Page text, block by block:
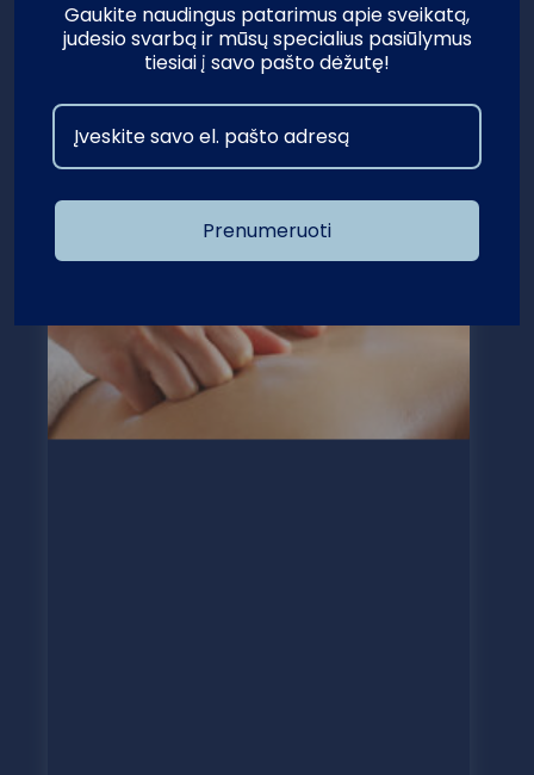
„Kaip išvengti skausmų dirbant sėdimą darbą?“
Į krepšelį
Gaukite naudingus patarimus apie sveikatą,
judesio svarbą ir mūsų specialius pasiūlymus
tiesiai į savo pašto dėžutę!
Prenumeruoti